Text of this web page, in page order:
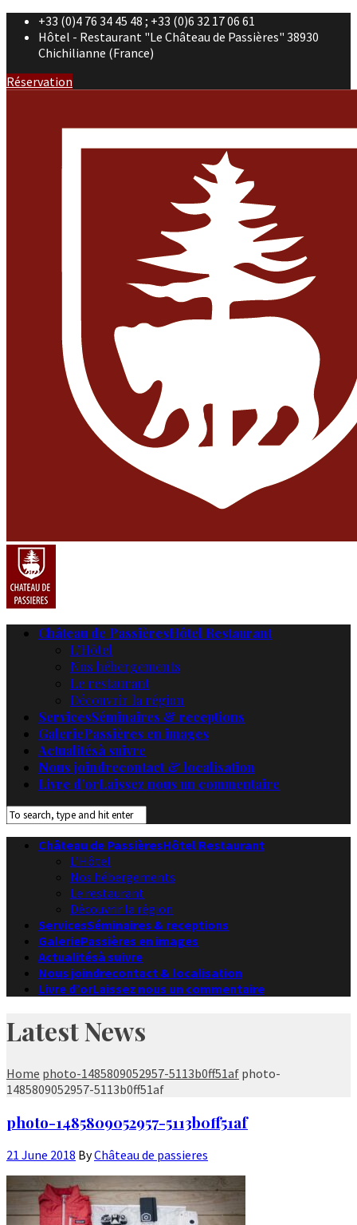
+33 (0)4 76 34 45 48 ; +33 (0)6 32 17 06 61
Hôtel - Restaurant "Le Château de Passières" 38930
Chichilianne (France)
Réservation
Château de PassièresHôtel Restaurant
L’Hôtel
Nos hébergements
Le restaurant
Découvrir la région
ServicesSéminaires & receptions
GaleriePassières en images
Actualitésà suivre
Nous joindrecontact & localisation
Livre d’orLaissez nous un commentaire
Château de PassièresHôtel Restaurant
L’Hôtel
Nos hébergements
Le restaurant
Découvrir la région
ServicesSéminaires & receptions
GaleriePassières en images
Actualitésà suivre
Nous joindrecontact & localisation
Livre d’orLaissez nous un commentaire
Latest News
Home photo-1485809052957-5113b0ff51af photo-
1485809052957-5113b0ff51af
photo-1485809052957-5113b0ff51af
21 June 2018 ByChâteau de passieres